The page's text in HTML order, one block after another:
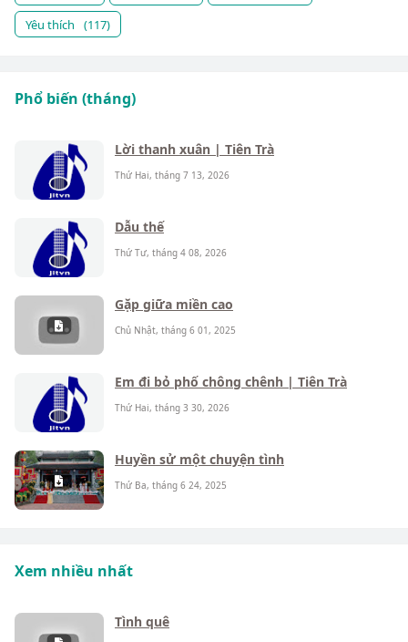
Yêu thích
(117)
Phổ biến (tháng)
Lời thanh xuân | Tiên Trà
Thứ Hai, tháng 7 13, 2026
Dẫu thế
Thứ Tư, tháng 4 08, 2026
Gặp giữa miền cao
Chủ Nhật, tháng 6 01, 2025
Em đi bỏ phố chông chênh | Tiên Trà
Thứ Hai, tháng 3 30, 2026
Huyền sử một chuyện tình
Thứ Ba, tháng 6 24, 2025
Xem nhiều nhất
Tình quê